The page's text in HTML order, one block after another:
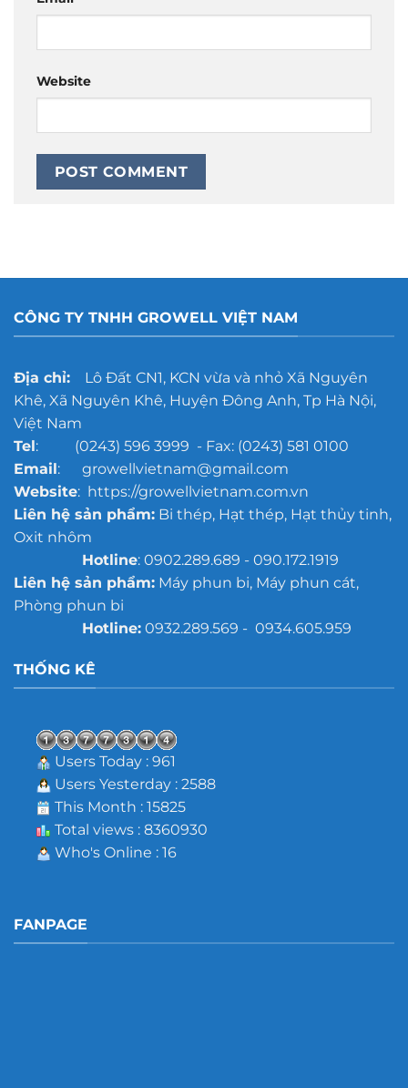
Website
CÔNG TY TNHH GROWELL VIỆT NAM
Địa chỉ:Lô Đất CN1, KCN vừa và nhỏ Xã Nguyên
Khê, Xã Nguyên Khê, Huyện Đông Anh, Tp Hà Nội,
Việt Nam
Tel: (0243) 596 3999 - Fax: (0243) 581 0100
Email: growellvietnam@gmail.com
Website: https://growellvietnam.com.vn
Liên hệ sản phẩm:Bi thép, Hạt thép, Hạt thủy tinh,
Oxit nhôm
Hotline: 0902.289.689 - 090.172.1919
Liên hệ sản phẩm:Máy phun bi, Máy phun cát,
Phòng phun bi
Hotline:0932.289.569 - 0934.605.959
THỐNG KÊ
Users Today : 961
Users Yesterday : 2588
This Month : 15825
Total views : 8360930
Who's Online : 16
FANPAGE